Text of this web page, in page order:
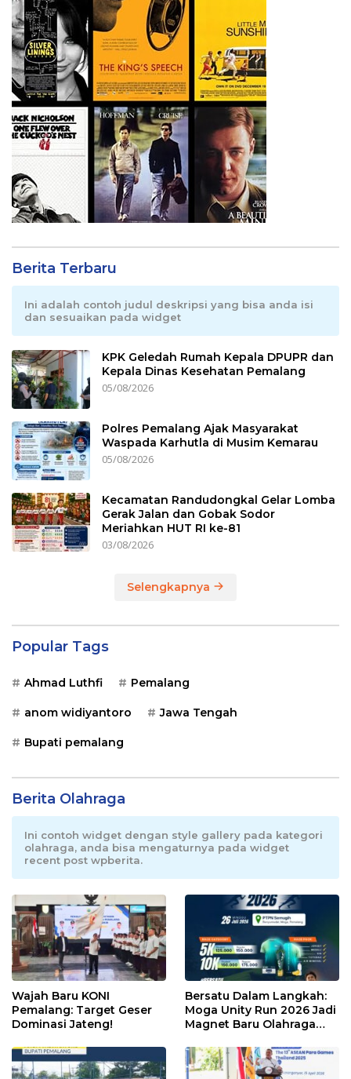
Berita Terbaru
Ini adalah contoh judul deskripsi yang bisa anda isi
dan sesuaikan pada widget
KPK Geledah Rumah Kepala DPUPR dan
Kepala Dinas Kesehatan Pemalang
05/08/2026
Polres Pemalang Ajak Masyarakat
Waspada Karhutla di Musim Kemarau
05/08/2026
Kecamatan Randudongkal Gelar Lomba
Gerak Jalan dan Gobak Sodor
Meriahkan HUT RI ke-81
03/08/2026
Selengkapnya
Popular Tags
Ahmad Luthfi Pemalang
anom widiyantoro Jawa Tengah
Bupati pemalang
Berita Olahraga
Ini contoh widget dengan style gallery pada kategori
olahraga, anda bisa mengaturnya pada widget
recent post wpberita.
Wajah Baru KONI
Pemalang: Target Geser
Dominasi Jateng!
Bersatu Dalam Langkah:
Moga Unity Run 2026 Jadi
Magnet Baru Olahraga